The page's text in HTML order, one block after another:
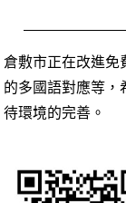
倉敷市正在改進
的多國語對應等
待環境的完善。